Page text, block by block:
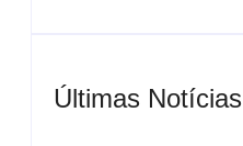
Últimas Notícias